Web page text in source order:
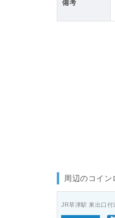
備考
周辺のコイン
JR草津駅 東出口付